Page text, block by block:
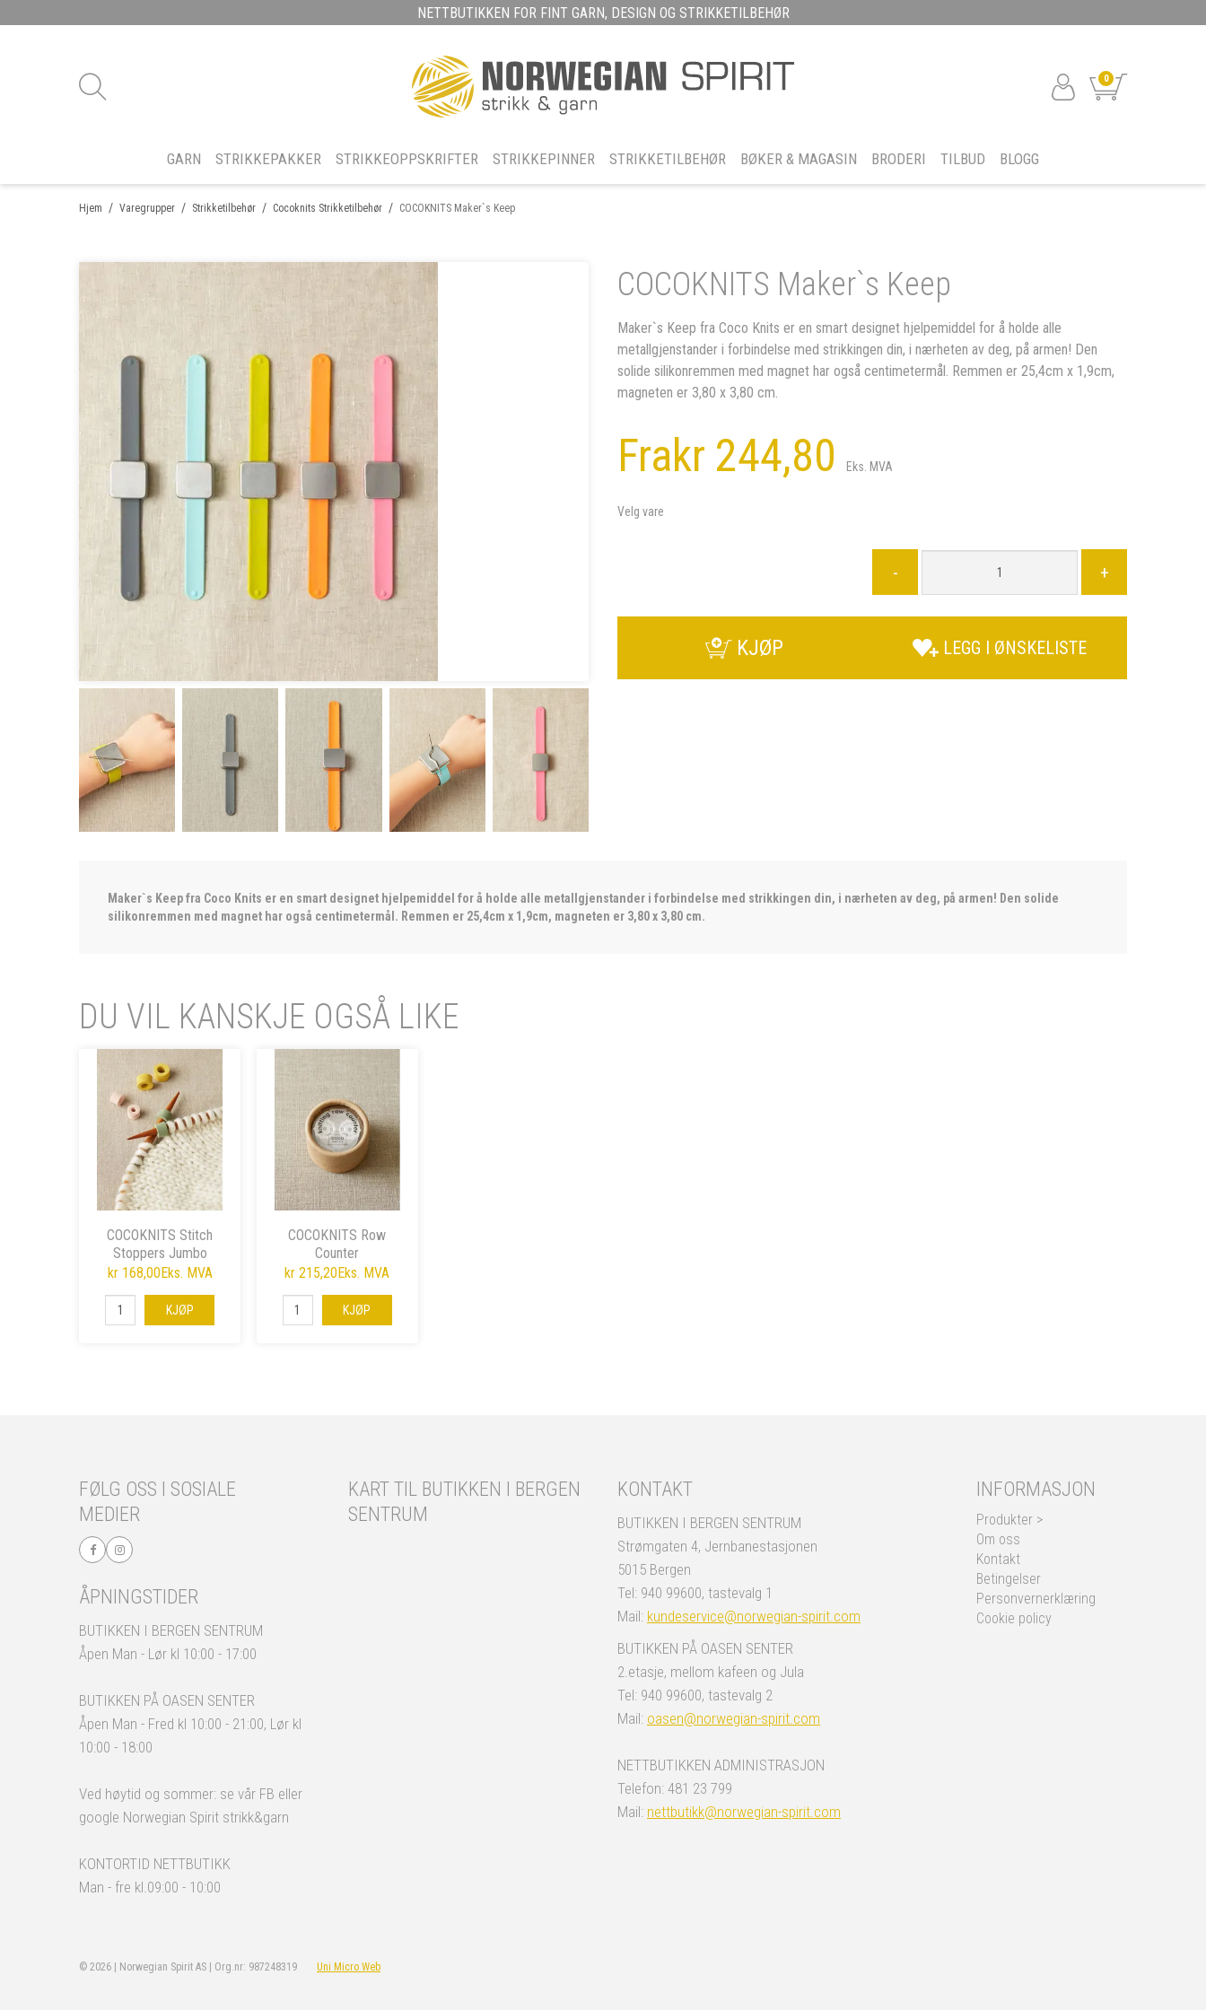
NETTBUTIKKEN FOR FINT GARN, DESIGN OG STRIKKETILBEHØR
0
GARN STRIKKEPAKKER STRIKKEOPPSKRIFTER STRIKKEPINNER STRIKKETILBEHØR BØKER & MAGASIN BRODERI TILBUD BLOGG
/
Hjem /
Varegrupper /
Strikketilbehør /
Cocoknits Strikketilbehør COCOKNITS Maker`s Keep
COCOKNITS Maker`s Keep
Maker`s Keep fra Coco Knits er en smart designet hjelpemiddel for å holde alle
metallgjenstander i forbindelse med strikkingen din, i nærheten av deg, på armen! Den
solide silikonremmen med magnet har også centimetermål. Remmen er 25,4cm x 1,9cm,
magneten er 3,80 x 3,80 cm.
Frakr 244,80 Eks. MVA
Velg vare
- +
KJØP LEGG I ØNSKELISTE
Maker`s Keep fra Coco Knits er en smart designet hjelpemiddel for å holde alle metallgjenstander i forbindelse med strikkingen din, i nærheten av deg, på armen! Den solide
silikonremmen med magnet har også centimetermål. Remmen er 25,4cm x 1,9cm, magneten er 3,80 x 3,80 cm.
DU VIL KANSKJE OGSÅ LIKE
COCOKNITS Stitch
Stoppers Jumbo
kr 168,00 Eks. MVA
KJØP
COCOKNITS Row
Counter
kr 215,20 Eks. MVA
KJØP
FØLG OSS I SOSIALE
MEDIER
ÅPNINGSTIDER
BUTIKKEN I BERGEN SENTRUM
Åpen Man - Lør kl 10:00 - 17:00
BUTIKKEN PÅ OASEN SENTER
Åpen Man - Fred kl 10:00 - 21:00, Lør kl
10:00 - 18:00
Ved høytid og sommer: se vår FB eller
google Norwegian Spirit strikk&garn
KONTORTID NETTBUTIKK
Man - fre kl.09:00 - 10:00
KART TIL BUTIKKEN I BERGEN
SENTRUM
KONTAKT
BUTIKKEN I BERGEN SENTRUM
Strømgaten 4, Jernbanestasjonen
5015 Bergen
Tel: 940 99600, tastevalg 1
Mail: kundeservice@norwegian-spirit.com
BUTIKKEN PÅ OASEN SENTER
2.etasje, mellom kafeen og Jula
Tel: 940 99600, tastevalg 2
Mail: oasen@norwegian-spirit.com
NETTBUTIKKEN ADMINISTRASJON
Telefon: 481 23 799
Mail: nettbutikk@norwegian-spirit.com
INFORMASJON
Produkter >
Om oss
Kontakt
Betingelser
Personvernerklæring
Cookie policy
© 2026 | Norwegian Spirit AS | Org.nr: 987248319 Uni Micro Web